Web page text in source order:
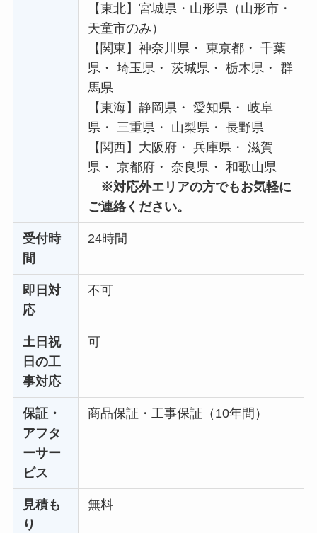
【東北】宮城県・山形県（山形市・
天童市のみ）
【関東】神奈川県・ 東京都・ 千葉
県・ 埼玉県・ 茨城県・ 栃木県・ 群
馬県
【東海】静岡県・ 愛知県・ 岐阜
県・ 三重県・ 山梨県・ 長野県
【関西】大阪府・ 兵庫県・ 滋賀
県・ 京都府・ 奈良県・ 和歌山県
※対応外エリアの方でもお気軽に
ご連絡ください。
受付時
間
24時間
即日対
応
不可
土日祝
日の工
事対応
可
保証・
アフタ
ーサー
ビス
商品保証・工事保証（10年間）
見積も
り
無料